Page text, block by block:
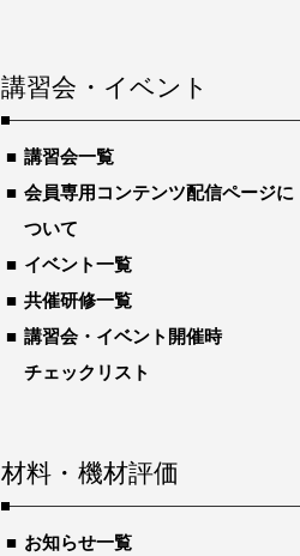
講習会・イベント
講習会一覧
会員専用コンテンツ配信ページに
ついて
イベント一覧
共催研修一覧
講習会・イベント開催時
チェックリスト
材料・機材評価
お知らせ一覧